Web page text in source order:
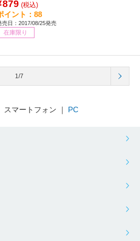
(税込)
イント：88
売日：2017/08/25発売
在庫限り
1/7
スマートフォン ｜ PC